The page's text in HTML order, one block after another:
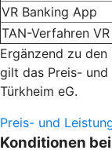
VR Banking App
TAN-Verfahren
Ergänzend zu
gilt das Preis- und
Türkheim eG.
Preis- und
Konditionen